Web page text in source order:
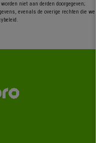
niet aan derden doorgegeven;
evenals de overige rechten die we